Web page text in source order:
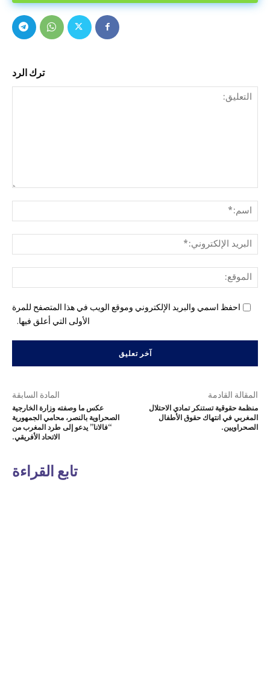
ترك الرد
احفظ اسمي والبريد الإلكتروني وموقع الويب في هذا المتصفح للمرة
الأولى التي أعلق فيها.
المادة السابقة
عكس ما وصفته وزارة الخارجية
الصحراوية بالنصر، محامي الجمهورية
“فالانا” يدعو إلى طرد المغرب من
الاتحاد الأفريقي.
المقالة القادمة
منظمة حقوقية تستنكر تمادي الاحتلال
المغربي في انتهاك حقوق الأطفال
الصحراويين.
تابع القراءة